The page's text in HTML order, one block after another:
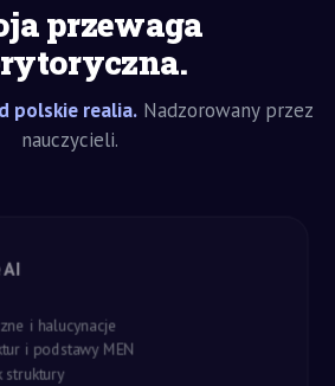
przewaga
polskie realia.Nadzorowany przez
nauczycieli.
i halucynacje
i podstawy MEN
struktury